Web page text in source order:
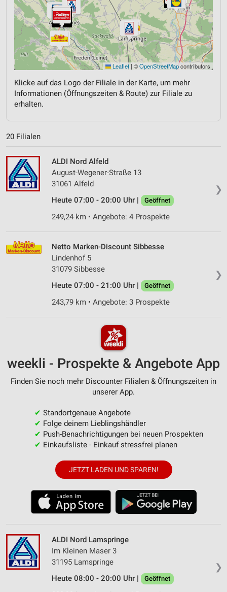
Leaflet | ©OpenStreetMapcontributors
Klicke auf das Logo der Filiale in der Karte, um mehr
Informationen (Öffnungszeiten & Route) zur Filiale zu
erhalten.
20 Filialen
❯
ALDI Nord Alfeld
August-Wegener-Straße 13
31061 Alfeld
Heute 07:00 - 20:00 Uhr |
Geöffnet
249,24 km • Angebote: 4 Prospekte
❯
Netto Marken-Discount Sibbesse
Lindenhof 5
31079 Sibbesse
Heute 07:00 - 21:00 Uhr |
Geöffnet
243,79 km • Angebote: 3 Prospekte
weekli - Prospekte & Angebote App
Finden Sie noch mehr Discounter Filialen & Öffnungszeiten in
unserer App.
✔ Standortgenaue Angebote
✔ Folge deinem Lieblingshändler
✔ Push-Benachrichtigungen bei neuen Prospekten
✔ Einkaufsliste - Einkauf stressfrei planen
JETZT LADEN UND SPAREN!
❯
ALDI Nord Lamspringe
Im Kleinen Maser 3
31195 Lamspringe
Heute 08:00 - 20:00 Uhr |
Geöffnet